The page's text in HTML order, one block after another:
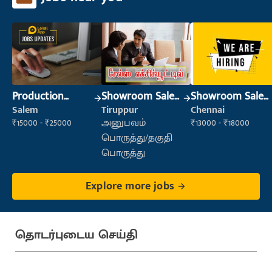
Production
Supervisor
Salem
₹15000 - ₹25000
Showroom Sales
Executive (Retail
Sales)
Tiruppur
அனுபவம்
பொருத்து/தகுதி
பொருத்து
Showroom Sales
Executive (Retail
Sales)
Chennai
₹13000 - ₹18000
Explore more jobs
தொடர்புடைய செய்தி